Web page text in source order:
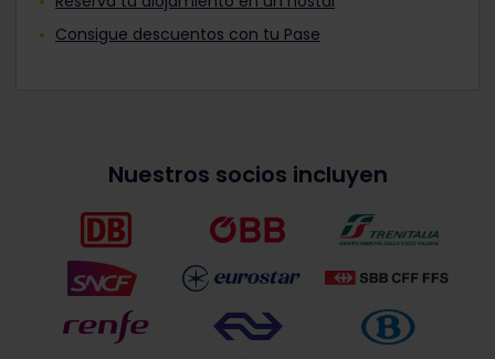
Consigue descuentos con tu Pase
Nuestros socios incluyen